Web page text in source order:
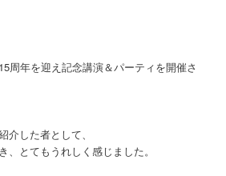
周年を迎え記念講演＆パーティを開催さ
介した者として、
、とてもうれしく感じました。